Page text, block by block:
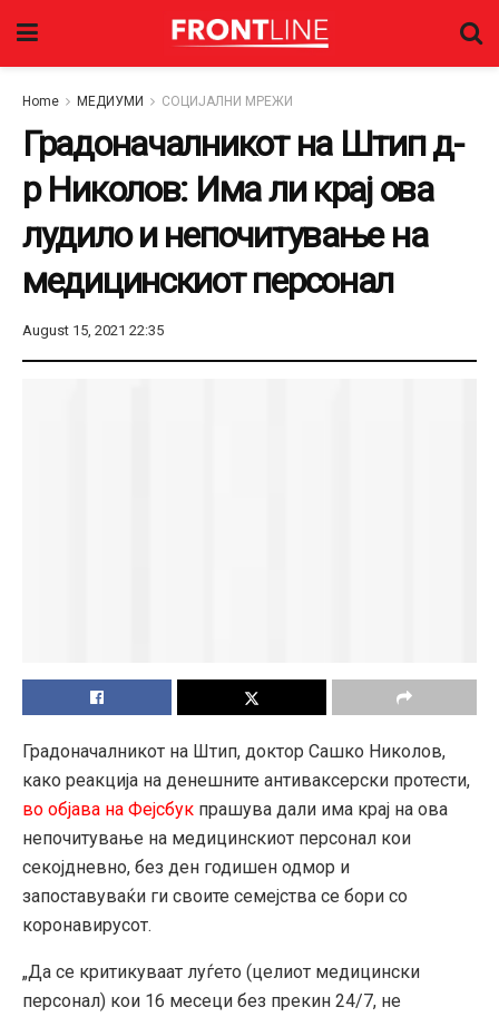
Home МЕДИУМИ СОЦИЈАЛНИ МРЕЖИ
Градоначалникот на Штип д-
р Николов: Има ли крај ова
лудило и непочитување на
медицинскиот персонал
August 15, 2021 22:35
Градоначалникот на Штип, доктор Сашко Николов,
како реакција на денешните антиваксерски протести,
во објава на Фејсбук прашува дали има крај на ова
непочитување на медицинскиот персонал кои
секојдневно, без ден годишен одмор и
запоставуваќи ги своите семејства се бори со
коронавирусот.
„Да се критикуваат луѓето (целиот медицински
персонал) кои 16 месеци без прекин 24/7, не